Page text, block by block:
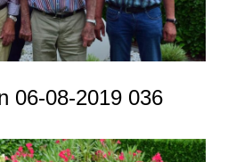
06-08-2019 036